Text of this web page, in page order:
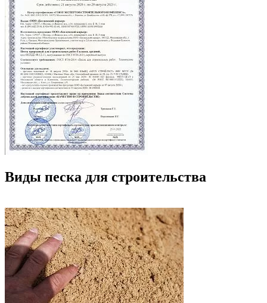
Виды песка для строительства